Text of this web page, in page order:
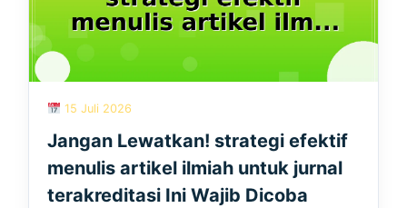
15 Juli 2026
Jangan Lewatkan! strategi efektif
menulis artikel ilmiah untuk jurnal
terakreditasi Ini Wajib Dicoba